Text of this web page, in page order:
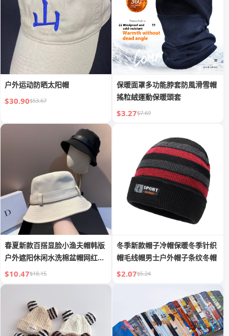
户外运动防晒太阳帽
$30.90$53.67
保暖面罩多功能脖套防風滑雪帽
搖粒絨運動保暖頭套
$3.27$7.69
春夏新款百搭显脸小渔夫帽韩版
户外遮阳休闲水洗棉盆帽网红帽
子女
$10.47$18.15
冬季新款帽子冷帽保暖冬季针织
帽毛线帽男士户外帽子条纹冬帽
$2.07$5.24